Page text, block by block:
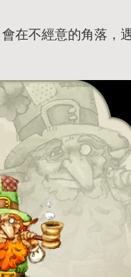
在不經意的角落，